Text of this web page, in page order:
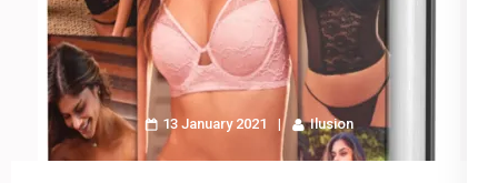
13 January 2021 Ilusion